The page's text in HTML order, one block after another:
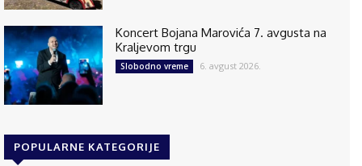
Koncert Bojana Marovića 7. avgusta na
Kraljevom trgu
Slobodno vreme 6. avgust 2026.
POPULARNE KATEGORIJE